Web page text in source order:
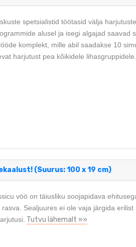
spetsialistid töötasid välja
alusel ja isegi algajad saavad
komplekt, mille abil saadakse 10
harjutust pea kõikidele lihasgruppidele.
(Suurus: 100 x 19 cm)
vöö on täiusliku soojapidava
rasva. Sealjuures ei ole vaja järgida
Tutvu lähemalt »»